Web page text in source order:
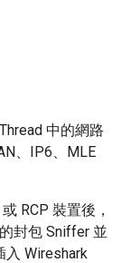
中的網路
、IP6、MLE
RCP 裝置後，
封包 Sniffer 並
入 Wireshark